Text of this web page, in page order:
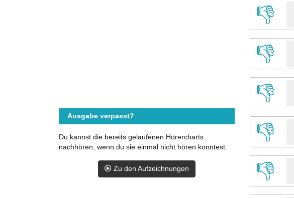
👎
👎
👎
👎
👎
Ausgabe verpasst?
Du kannst die bereits gelaufenen Hörercharts
nachhören, wenn du sie einmal nicht hören konntest.
Zu den Aufzeichnungen